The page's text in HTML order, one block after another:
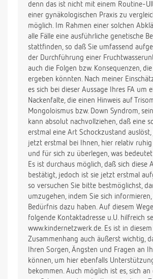
denn das ist nicht mit einem Routine-
einer gynäkologischen Praxis zu
möglich. Im Rahmen einer solchen
alle Fälle eine ausführliche genetische
stattfinden, so daß Sie umfassend
der Durchführung einer
auch die Folgen bzw. Konsequenzen,
ergeben könnten. Nach meiner
es sich bei dieser Aussage Ihres FA um
Nackenfalte, die einen Hinweis auf
Mongoloismus bzw. Down Syndrom,
kann absolut nachvollziehen, daß eine
erstmal eine Art Schockzustand
jetzt erstmal bei Ihnen, hier relativ
und für sich zu überlegen, was
Es ist durchaus möglich, daß sich diese
bestätigt, jedoch ist sie jetzt erstmal
so versuchen Sie bitte bestmöglichst,
umzugehen, indem Sie sich
Bedürfnis dazu haben. Auf diesem
folgende Kontaktadresse u.U. hilfreich
www.kindernetzwerk.de. Es ist in diesem
Zusammenhang auch äußerst wichtig,
Ihren Sorgen, Ängsten und Fragen an
können, um hier ebenfalls
bekommen. Auch möglich ist es, sich an